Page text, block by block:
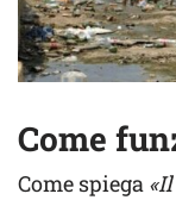
Come
Come spiega